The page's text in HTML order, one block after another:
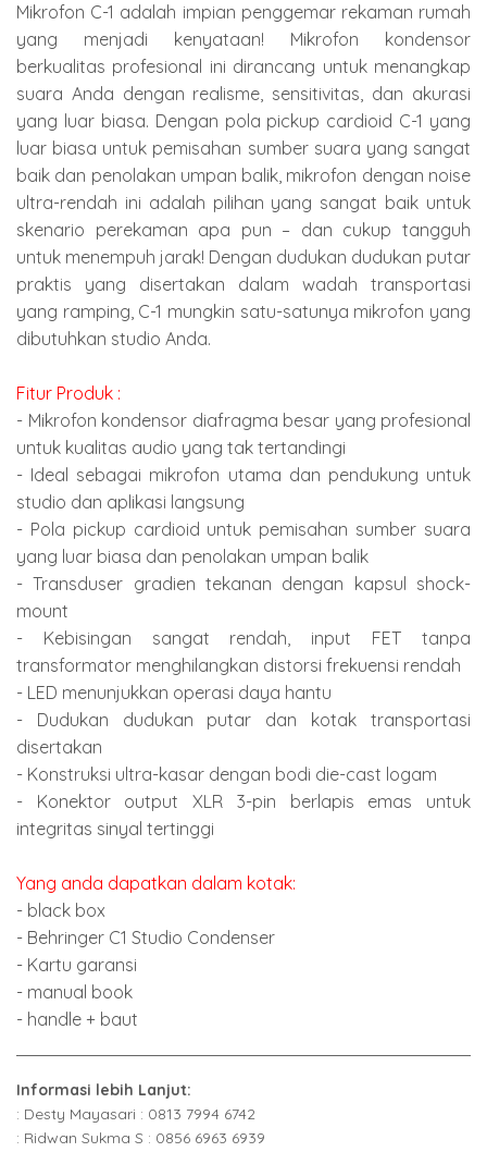
Mikrofon C-1 adalah impian penggemar rekaman rumah
yang menjadi kenyataan! Mikrofon kondensor
berkualitas profesional ini dirancang untuk menangkap
suara Anda dengan realisme, sensitivitas, dan akurasi
yang luar biasa. Dengan pola pickup cardioid C-1 yang
luar biasa untuk pemisahan sumber suara yang sangat
baik dan penolakan umpan balik, mikrofon dengan noise
ultra-rendah ini adalah pilihan yang sangat baik untuk
skenario perekaman apa pun – dan cukup tangguh
untuk menempuh jarak! Dengan dudukan dudukan putar
praktis yang disertakan dalam wadah transportasi
yang ramping, C-1 mungkin satu-satunya mikrofon yang
dibutuhkan studio Anda.
Fitur Produk :
- Mikrofon kondensor diafragma besar yang profesional
untuk kualitas audio yang tak tertandingi
- Ideal sebagai mikrofon utama dan pendukung untuk
studio dan aplikasi langsung
- Pola pickup cardioid untuk pemisahan sumber suara
yang luar biasa dan penolakan umpan balik
- Transduser gradien tekanan dengan kapsul shock-
mount
- Kebisingan sangat rendah, input FET tanpa
transformator menghilangkan distorsi frekuensi rendah
- LED menunjukkan operasi daya hantu
- Dudukan dudukan putar dan kotak transportasi
disertakan
- Konstruksi ultra-kasar dengan bodi die-cast logam
- Konektor output XLR 3-pin berlapis emas untuk
integritas sinyal tertinggi
Yang anda dapatkan dalam kotak:
- black box
- Behringer C1 Studio Condenser
- Kartu garansi
- manual book
- handle + baut
Informasi lebih Lanjut:
: Desty Mayasari : 0813 7994 6742
: Ridwan Sukma S : 0856 6963 6939